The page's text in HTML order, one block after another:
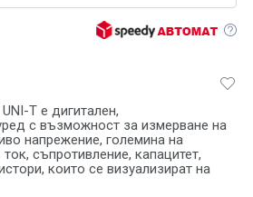
T е дигитален,
с възможност за измерване на
напрежение, големина на
съпротивление, капацитет,
които се визуализират на